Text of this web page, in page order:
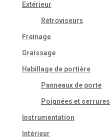
Extérieur
Rétroviseurs
Freinage
Graissage
Habillage de portière
Panneaux de porte
Poignées et serrures
Instrumentation
Intérieur